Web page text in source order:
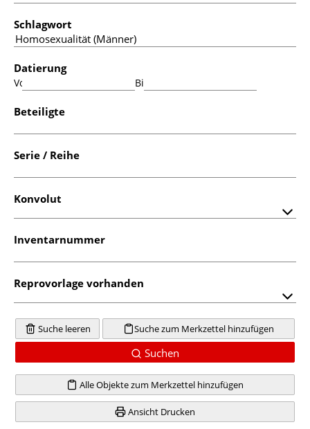
Schlagwort
Datierung
Von: Bis:
Beteiligte
Serie / Reihe
Konvolut
Inventarnummer
Reprovorlage vorhanden
Suche leeren Suche zum Merkzettel hinzufügen
Suchen
Alle Objekte zum Merkzettel hinzufügen
Ansicht Drucken